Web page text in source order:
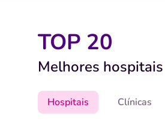
TOP 20
Melhores
Hospitais Clínicas